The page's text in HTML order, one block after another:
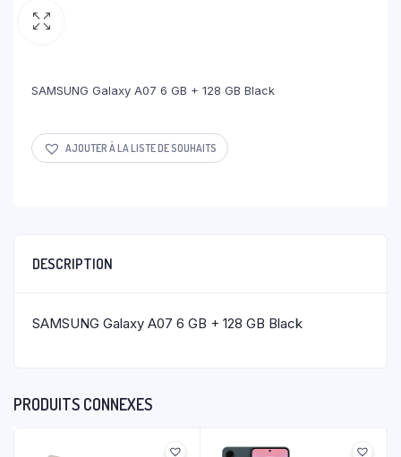
SAMSUNG Galaxy A07 6 GB + 128 GB Black
AJOUTER À LA LISTE DE SOUHAITS
DESCRIPTION
SAMSUNG Galaxy A07 6 GB + 128 GB Black
PRODUITS CONNEXES